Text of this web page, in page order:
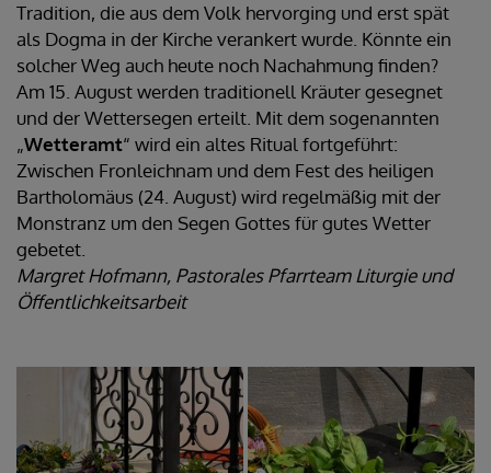
Tradition, die aus dem Volk hervorging und erst spät
als Dogma in der Kirche verankert wurde. Könnte ein
solcher Weg auch heute noch Nachahmung finden?
Am 15. August werden traditionell Kräuter gesegnet
und der Wettersegen erteilt. Mit dem sogenannten
„Wetteramt“ wird ein altes Ritual fortgeführt:
Zwischen Fronleichnam und dem Fest des heiligen
Bartholomäus (24. August) wird regelmäßig mit der
Monstranz um den Segen Gottes für gutes Wetter
gebetet.
Margret Hofmann, Pastorales Pfarrteam Liturgie und
Öffentlichkeitsarbeit